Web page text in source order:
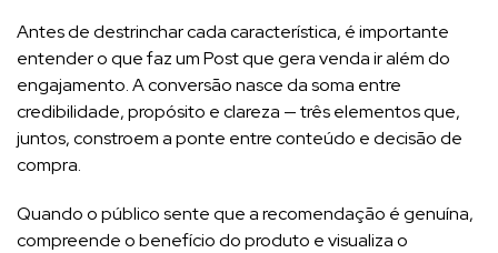
Antes de destrinchar cada característica, é importante
entender o que faz um Post que gera venda ir além do
engajamento. A conversão nasce da soma entre
credibilidade, propósito e clareza — três elementos que,
juntos, constroem a ponte entre conteúdo e decisão de
compra.
Quando o público sente que a recomendação é genuína,
compreende o benefício do produto e visualiza o